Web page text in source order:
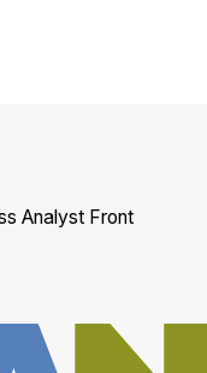
Analyst Front